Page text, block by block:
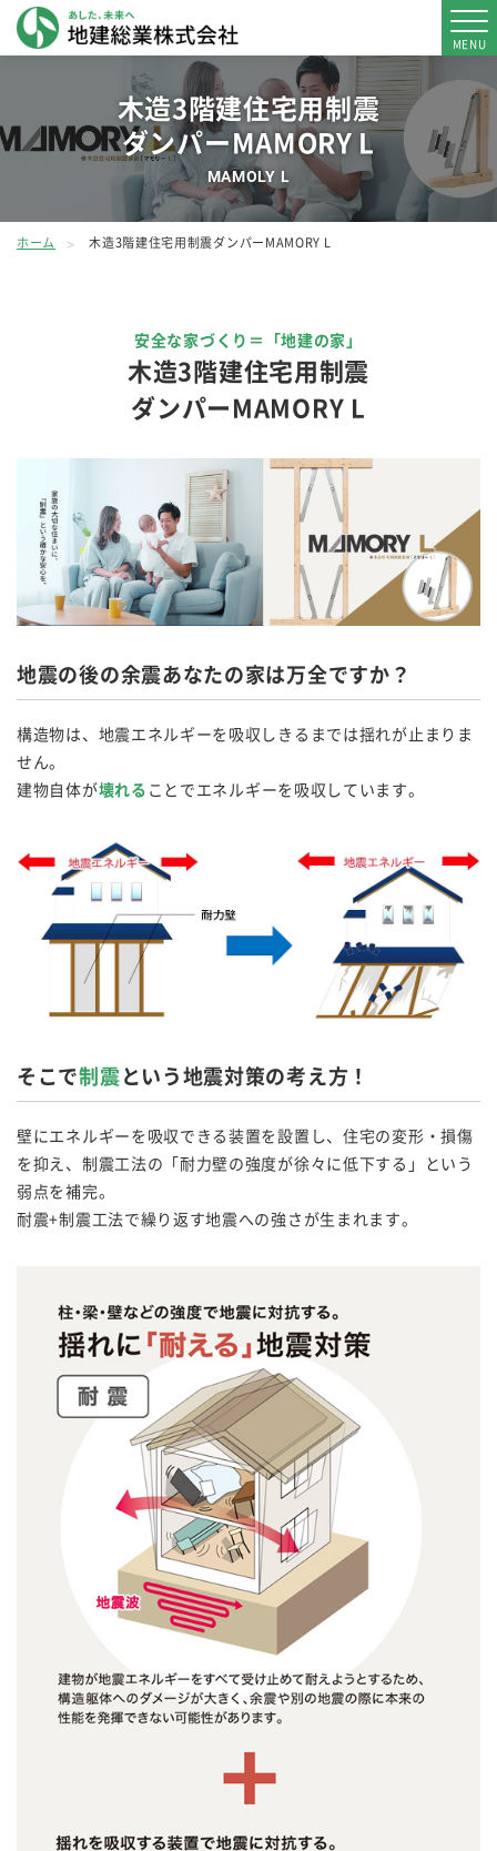
MENU
木造3階建住宅用制震
ダンパーMAMORY L
MAMOLY L
ホーム 木造3階建住宅用制震ダンパーMAMORY L
安全な家づくり＝「地建の家」
木造3階建住宅用制震
ダンパーMAMORY L
地震の後の余震あなたの家は万全ですか？
構造物は、地震エネルギーを吸収しきるまでは揺れが止まりま
せん。
建物自体が壊れる ことでエネルギーを吸収しています。
そこで制震という地震対策の考え方！
壁にエネルギーを吸収できる装置を設置し、住宅の変形・損傷
を抑え、制震工法の「耐力壁の強度が徐々に低下する」という
弱点を補完。
耐震+制震工法で繰り返す地震への強さが生まれます。